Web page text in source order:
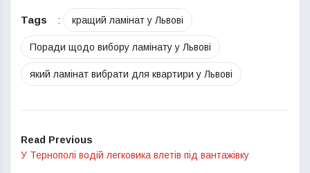
Tags : кращий ламінат у Львові
Поради щодо вибору ламінату у Львові
який ламінат вибрати для квартири у Львові
Read Previous
У Тернополі водій легковика влетів під вантажівку